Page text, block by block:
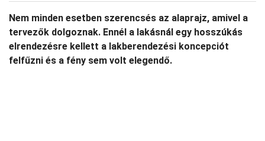
Nem minden esetben szerencsés az alaprajz, amivel a
tervezők dolgoznak. Ennél a lakásnál egy hosszúkás
elrendezésre kellett a lakberendezési koncepciót
felfűzni és a fény sem volt elegendő.